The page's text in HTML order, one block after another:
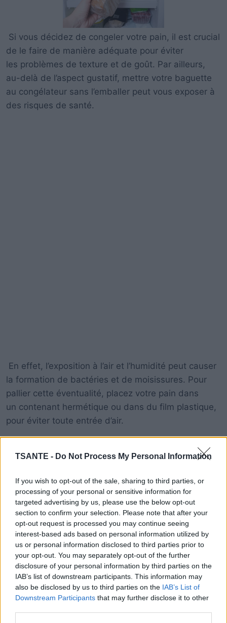
TSANTE - Do Not Process My Personal Information
If you wish to opt-out of the sale, sharing to third parties, or
processing of your personal or sensitive information for
targeted advertising by us, please use the below opt-out
section to confirm your selection. Please note that after your
opt-out request is processed you may continue seeing
interest-based ads based on personal information utilized by
us or personal information disclosed to third parties prior to
your opt-out. You may separately opt-out of the further
disclosure of your personal information by third parties on the
IAB’s list of downstream participants. This information may
also be disclosed by us to third parties on the IAB’s List of
Downstream Participants that may further disclose it to other
Si vous décidez de congeler votre pain, il est crucial
de le faire de manière adéquate pour éviter
les problèmes de texture et de goût. Par ailleurs,
au-delà de l’aspect gustatif, mettre votre baguette
au congélateur sans l’emballer peut vous exposer à
des risques de santé.
En effet, l’exposition à l’air et l’humidité peut causer
la formation de bactéries et de moisissures. Pour
pallier cette éventualité, placez votre pain dans
un contenant hermétique ou dans du film plastique,
pour éviter toute entrée d’air.
Mettez-le au congélateur rapidement après l’avoir
acheté. Pour plus de praticité, n’hésitez pas à
le découper en tranches. Cela vous permettra de
pouvoir en sortir la quantité dont vous avez besoin à
chaque fois.